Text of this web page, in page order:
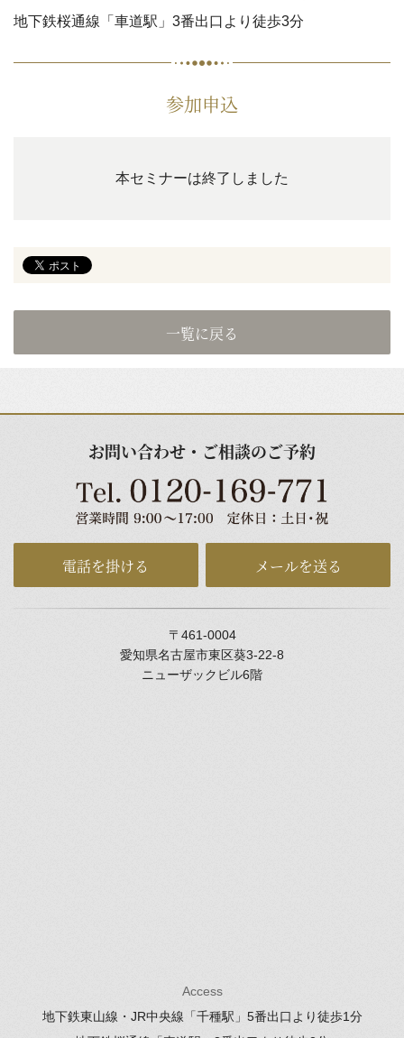
地下鉄桜通線「車道駅」3番出口より徒歩3分
参加申込
本セミナーは終了しました
一覧に戻る
お問い合わせ・ご相談のご予約
電話を掛ける メールを送る
〒461-0004
愛知県名古屋市東区葵3-22-8
ニューザックビル6階
Access
地下鉄東山線・JR中央線「千種駅」 5番出口より徒歩1分